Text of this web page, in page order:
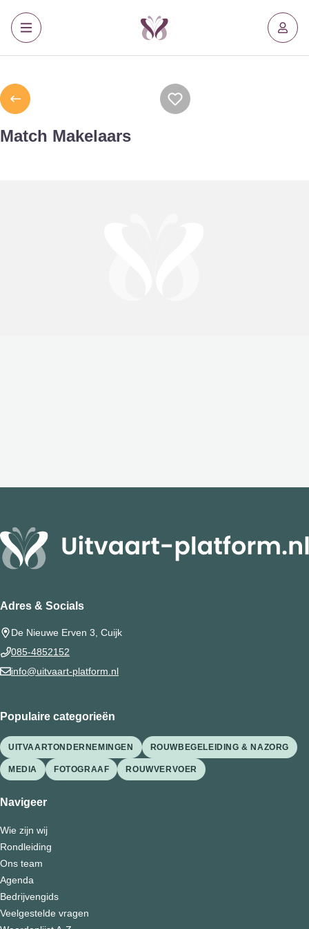
Match Makelaars
Adres & Socials
De Nieuwe Erven 3, Cuijk
085-4852152
info@uitvaart-platform.nl
Populaire categorieën
UITVAARTONDERNEMINGEN ROUWBEGELEIDING & NAZORG
MEDIA FOTOGRAAF ROUWVERVOER
Navigeer
Wie zijn wij
Rondleiding
Ons team
Agenda
Bedrijvengids
Veelgestelde vragen